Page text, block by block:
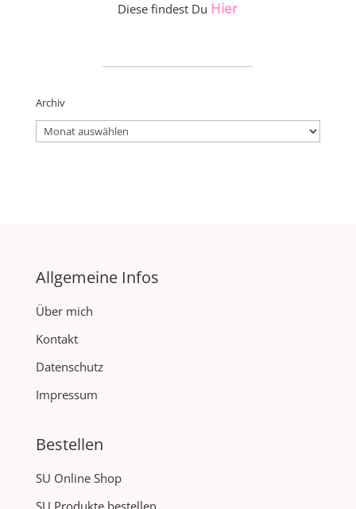
Diese findest Du Hier
Archiv
Archiv
Allgemeine Infos
Über mich
Kontakt
Datenschutz
Impressum
Bestellen
SU Online Shop